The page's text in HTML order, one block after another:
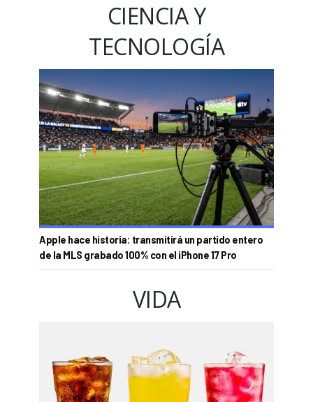
CIENCIA Y
TECNOLOGÍA
Apple hace historia: transmitirá un partido entero
de la MLS grabado 100% con el iPhone 17 Pro
VIDA